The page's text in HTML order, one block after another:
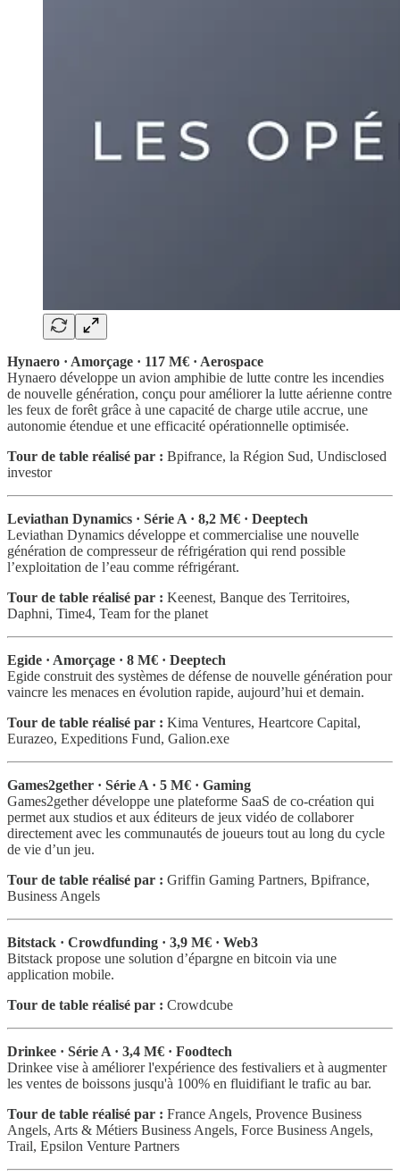
Hynaero · Amorçage · 117 M€ · Aerospace
Hynaero développe un avion amphibie de lutte contre les incendies
de nouvelle génération, conçu pour améliorer la lutte aérienne contre
les feux de forêt grâce à une capacité de charge utile accrue, une
autonomie étendue et une efficacité opérationnelle optimisée.
Tour de table réalisé par : Bpifrance, la Région Sud, Undisclosed
investor
Leviathan Dynamics · Série A · 8,2 M€ · Deeptech
Leviathan Dynamics développe et commercialise une nouvelle
génération de compresseur de réfrigération qui rend possible
l’exploitation de l’eau comme réfrigérant.
Tour de table réalisé par : Keenest, Banque des Territoires,
Daphni, Time4, Team for the planet
Egide · Amorçage · 8 M€ · Deeptech
Egide construit des systèmes de défense de nouvelle génération pour
vaincre les menaces en évolution rapide, aujourd’hui et demain.
Tour de table réalisé par : Kima Ventures, Heartcore Capital,
Eurazeo, Expeditions Fund, Galion.exe
Games2gether · Série A · 5 M€ · Gaming
Games2gether développe une plateforme SaaS de co-création qui
permet aux studios et aux éditeurs de jeux vidéo de collaborer
directement avec les communautés de joueurs tout au long du cycle
de vie d’un jeu.
Tour de table réalisé par : Griffin Gaming Partners, Bpifrance,
Business Angels
Bitstack · Crowdfunding · 3,9 M€ · Web3
Bitstack propose une solution d’épargne en bitcoin via une
application mobile.
Tour de table réalisé par : Crowdcube
Drinkee · Série A · 3,4 M€ · Foodtech
Drinkee vise à améliorer l'expérience des festivaliers et à augmenter
les ventes de boissons jusqu'à 100% en fluidifiant le trafic au bar.
Tour de table réalisé par : France Angels, Provence Business
Angels, Arts & Métiers Business Angels, Force Business Angels,
Trail, Epsilon Venture Partners